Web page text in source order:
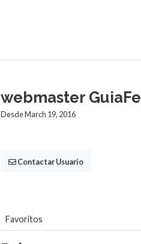
webmaster GuiaFe
Desde March 19, 2016
Contactar Usuario
Favoritos